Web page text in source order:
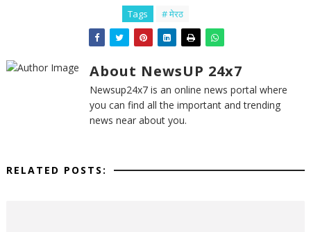
Tags # मेरठ
About NewsUP 24x7
Newsup24x7 is an online news portal where
you can find all the important and trending
news near about you.
RELATED POSTS: